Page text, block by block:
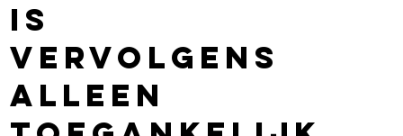
is
vervolgens
alleen